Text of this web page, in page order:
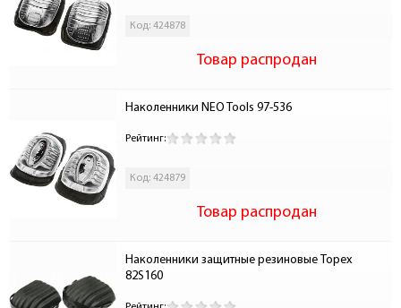
Код: 424878
Товар распродан
Наколенники NEO Tools 97-536
Рейтинг:
Код: 424879
Товар распродан
Наколенники защитные резиновые Topex
82S160